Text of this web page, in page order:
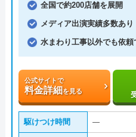
全国で約200店舗を展開
メディア出演実績多数あり
水まわり工事以外でも依頼
公式サイトで
料金詳細を見る
駆けつけ時間 ―